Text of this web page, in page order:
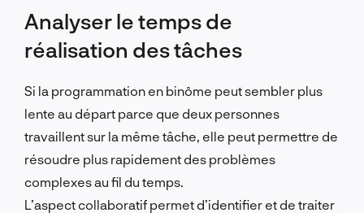
Analyser le temps de
réalisation des tâches
Si la programmation en binôme peut sembler plus
lente au départ parce que deux personnes
travaillent sur la même tâche, elle peut permettre de
résoudre plus rapidement des problèmes
complexes au fil du temps.
L’aspect collaboratif permet d’identifier et de traiter